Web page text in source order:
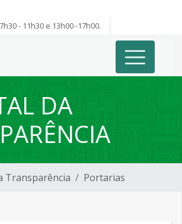
- 11h30 e 13h00 -17h00.
DA
Transparência Portarias